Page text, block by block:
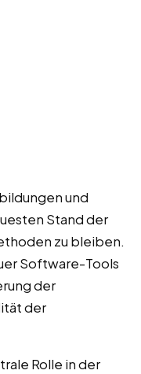
und
Stand der
zu bleiben.
Software-Tools
der
der
Rolle in der